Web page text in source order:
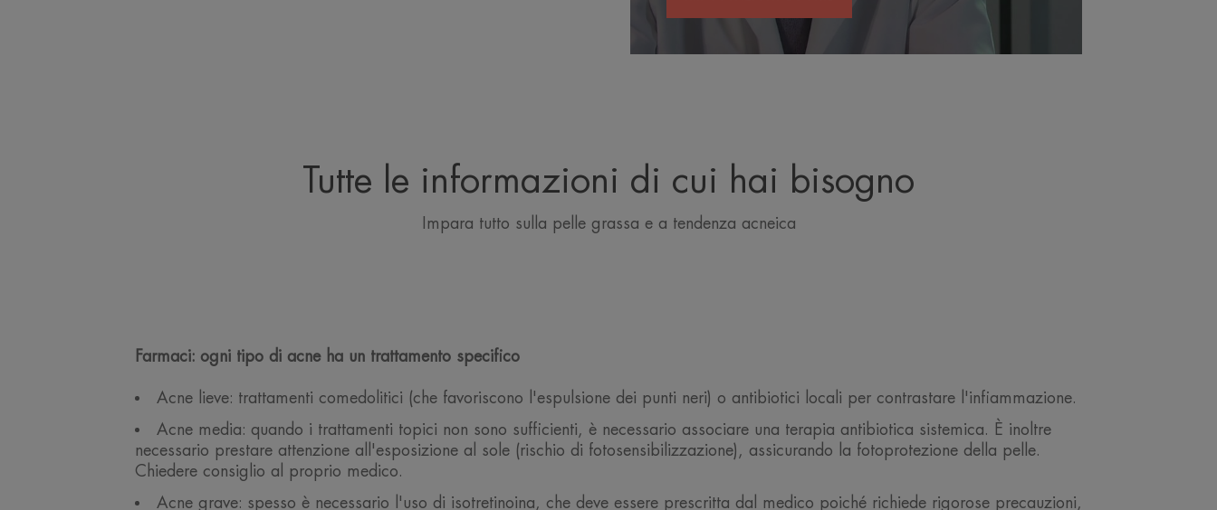
Tutte le informazioni di cui hai bisogno
Impara tutto sulla pelle grassa e a tendenza acneica
Farmaci: ogni tipo di acne ha un trattamento specifico
Acne lieve: trattamenti comedolitici (che favoriscono l'espulsione dei punti neri) o antibiotici locali per contrastare l'infiammazione.
Acne media: quando i trattamenti topici non sono sufficienti, è necessario associare una terapia antibiotica sistemica. È inoltre
necessario prestare attenzione all'esposizione al sole (rischio di fotosensibilizzazione), assicurando la fotoprotezione della pelle.
Chiedere consiglio al proprio medico.
Acne grave: spesso è necessario l'uso di isotretinoina, che deve essere prescritta dal medico poiché richiede rigorose precauzioni,